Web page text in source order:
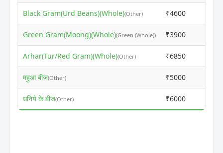
Black Gram(Urd Beans)(Whole)(Other) ₹4600
Green Gram(Moong)(Whole)(Green (Whole)) ₹3900
Arhar(Tur/Red Gram)(Whole)(Other) ₹6850
महुआ बीज(Other) ₹5000
धनिये के बीज(Other) ₹6000